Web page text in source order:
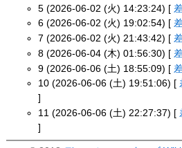
5 (2026-06-02 (火) 14:23:24) [
6 (2026-06-02 (火) 19:02:54) [
7 (2026-06-02 (火) 21:43:42) [
8 (2026-06-04 (木) 01:56:30) [
9 (2026-06-06 (土) 18:55:09) [
10 (2026-06-06 (土) 19:51:06) [
]
11 (2026-06-06 (土) 22:27:37) [
]